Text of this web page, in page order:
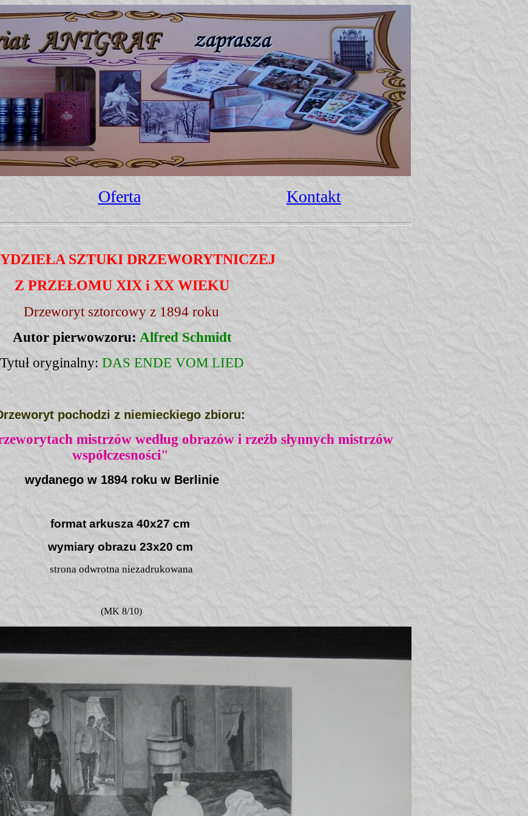
Oferta Kontakt
SZTUKI DRZEWORYTNICZEJ
Z PRZEŁOMU XIX i XX WIEKU
Drzeworyt sztorcowy z 1894 roku
Autor pierwowzoru: Alfred Schmidt
Tytuł oryginalny: DAS ENDE VOM LIED
pochodzi z niemieckiego zbioru:
mistrzów według obrazów i rzeźb słynnych mistrzów
współczesności"
wydanego w 1894 roku w Berlinie
format arkusza 40x27 cm
wymiary obrazu 23x20 cm
strona odwrotna niezadrukowana
(MK 8/10)